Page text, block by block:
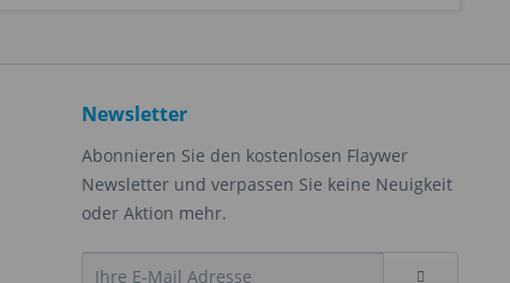
Newsletter
Abonnieren Sie den kostenlosen Flaywer
Newsletter und verpassen Sie keine Neuigkeit
oder Aktion mehr.